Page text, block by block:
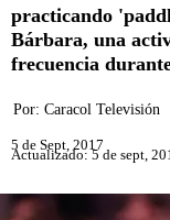
practicando
Bárbara, una
frecuencia
Por: Caracol Televisión
5 de Sept, 2017
Actualizado: 5 de sept,